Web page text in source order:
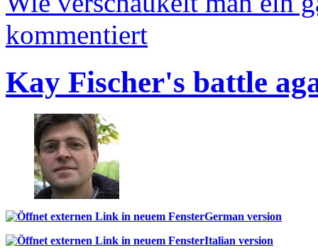
kommentiert
Kay Fischer's battle
German version
Italian version